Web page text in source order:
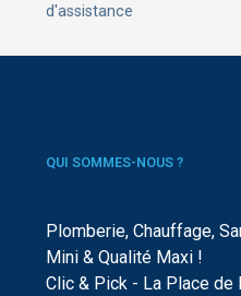
d'assistance
QUI SOMMES-NOUS ?
Plomberie, Chauffage,
Mini & Qualité Maxi !
Clic & Pick - La Place de